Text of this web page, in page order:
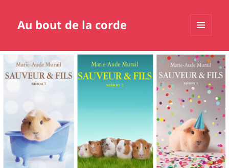
Au bout de la corde
WIDGETS